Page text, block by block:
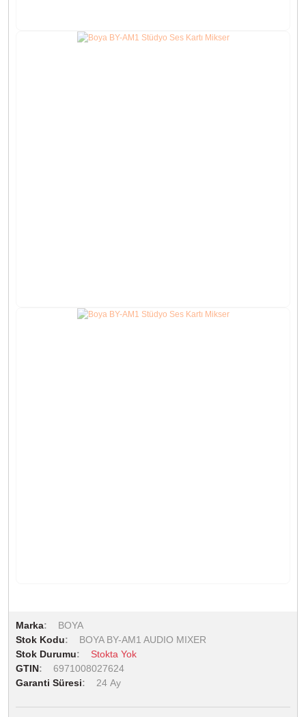
Marka
BOYA
Stok Kodu
BOYA BY-AM1 AUDIO MIXER
Stok Durumu
Stokta Yok
GTIN
6971008027624
Garanti Süresi
24 Ay